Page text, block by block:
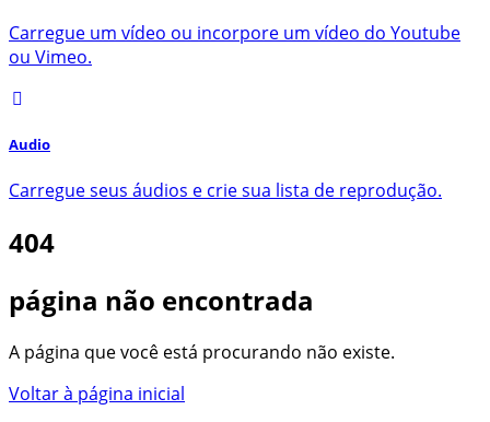
Carregue um vídeo ou incorpore um vídeo do Youtube
ou Vimeo.
Audio
Carregue seus áudios e crie sua lista de reprodução.
404
página não encontrada
A página que você está procurando não existe.
Voltar à página inicial